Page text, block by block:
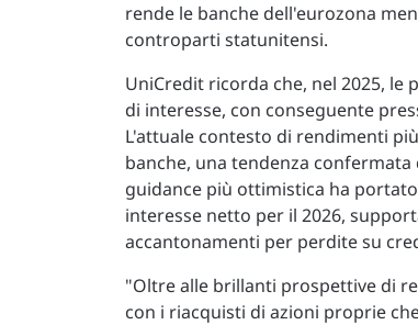
rende le banche dell'eurozona
controparti statunitensi.
UniCredit ricorda che, nel 2025,
di interesse, con conseguente
L'attuale contesto di rendimenti
banche, una tendenza
guidance più ottimistica ha
interesse netto per il 2026,
accantonamenti per perdite su
"Oltre alle brillanti prospettive di
con i riacquisti di azioni proprie